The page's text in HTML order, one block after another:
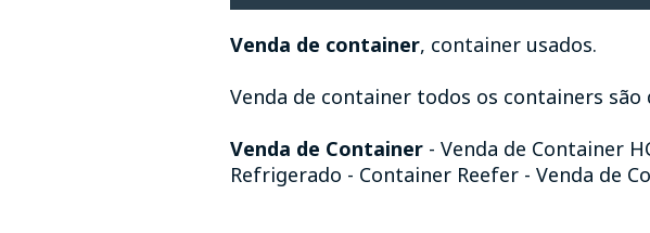
Venda de container, container usados.
Venda de container todos os containers
Venda de Container - Venda de Container
Refrigerado - Container Reefer - Venda de